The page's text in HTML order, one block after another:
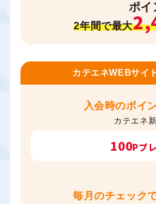
ポイ
2年間で最大
カテエネWEBサイ
入会時のポイ
カテエネ
100Pプ
毎月のチェック